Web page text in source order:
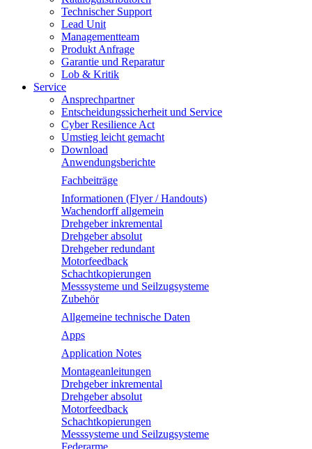
Technischer Support
Lead Unit
Managementteam
Produkt Anfrage
Garantie und Reparatur
Lob & Kritik
Service
Ansprechpartner
Entscheidungssicherheit und Service
Cyber Resilience Act
Umstieg leicht gemacht
Download
Anwendungsberichte
Fachbeiträge
Informationen (Flyer / Handouts)
Wachendorff allgemein
Drehgeber inkremental
Drehgeber absolut
Drehgeber redundant
Motorfeedback
Schachtkopierungen
Messsysteme und Seilzugsysteme
Zubehör
Allgemeine technische Daten
Apps
Application Notes
Montageanleitungen
Drehgeber inkremental
Drehgeber absolut
Motorfeedback
Schachtkopierungen
Messsysteme und Seilzugsysteme
Federarme